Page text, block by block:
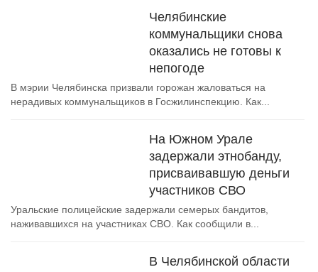
Челябинские
коммунальщики снова
оказались не готовы к
непогоде
В мэрии Челябинска призвали горожан жаловаться на
нерадивых коммунальщиков в Госжилинспекцию. Как...
На Южном Урале
задержали этнобанду,
присваивавшую деньги
участников СВО
Уральские полицейские задержали семерых бандитов,
наживавшихся на участниках СВО. Как сообщили в...
В Челябинской области